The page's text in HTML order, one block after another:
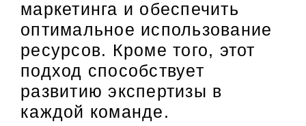
маркетинга и обеспечить
оптимальное использование
ресурсов. Кроме того, этот
подход способствует
развитию экспертизы в
каждой команде.